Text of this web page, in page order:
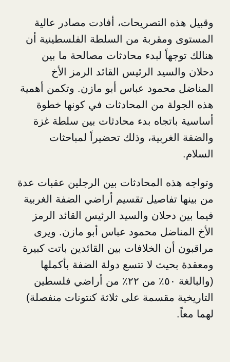
التصريحات، أفادت مصادر عالية
من السلطة الفلسطينية أن
لبدء محادثات مصالحة ما بين
الرئيس القائد الرمز الأخ
عباس أبو مازن. وتكمن أهمية
من المحادثات في كونها خطوة
بدء محادثات بين سلطة غزة
وذلك تحضيراً لمباحثات
المحادثات بين الرجلين عقبات عدة
تقسيم أراضي الضفة الغربية
والسيد الرئيس القائد الرمز
محمود عباس أبو مازن. ويرى
الخلافات بين القائدين باتت كبيرة
لا تتسع دولة الضفة بأكملها
(والبالغة ٥٠٪ من ٢٢٪ من أراضي فلسطين
مقسمة على ثلاثة كنتونات منفصلة)